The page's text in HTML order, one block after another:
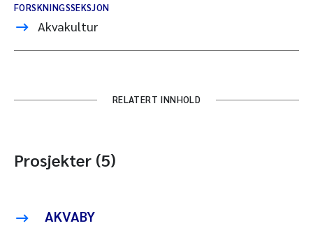
FORSKNINGSSEKSJON
Akvakultur
RELATERT INNHOLD
Prosjekter (5)
AKVABY